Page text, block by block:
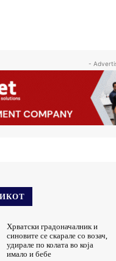
-
Хрватски градоначалник и
синовите се скарале со возач,
удирале по колата во која
имало и бебе